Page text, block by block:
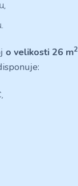
o velikosti 26 m2